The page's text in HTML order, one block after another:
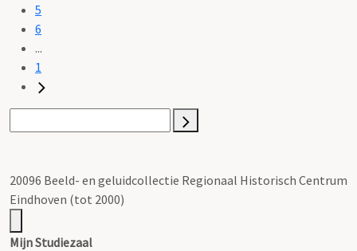
5
6
...
1
20096 Beeld- en geluidcollectie Regionaal Historisch Centrum
Eindhoven (tot 2000)
Mijn Studiezaal